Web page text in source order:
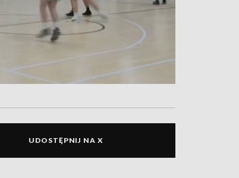
UDOSTĘPNIJ NA X